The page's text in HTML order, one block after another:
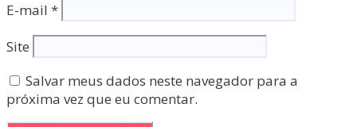
E-mail *
Site
Salvar meus dados neste navegador para a
próxima vez que eu comentar.